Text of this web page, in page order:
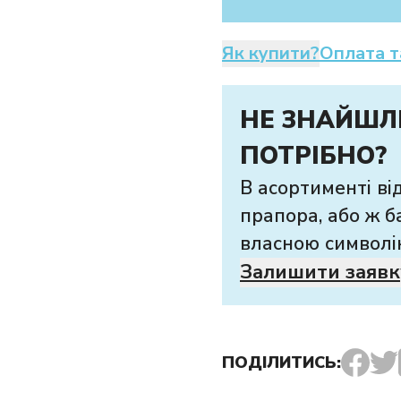
Як купити?Оплата
НЕ
ПОТРІБНО?
В асортименті
прапора, або ж
власною
Залишити
ПОДІЛИТИСЬ: